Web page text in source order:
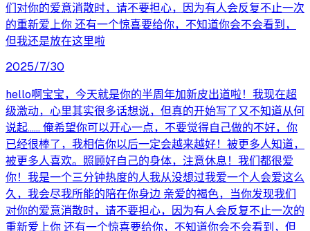
们对你的爱意消散时，请不要担心，因为有人会反复不止一次
的重新爱上你 还有一个惊喜要给你，不知道你会不会看到，
但我还是放在这里啦
2025/7/30
hello啊宝宝，今天就是你的半周年加新皮出道啦！我现在超
级激动，心里其实很多话想说，但真的开始写了又不知道从何
说起…… 俺希望你可以开心一点，不要觉得自己做的不好，你
已经很棒了，我相信你以后一定会越来越好！被更多人知道，
被更多人喜欢。照顾好自己的身体，注意休息！我们都很爱
你！我是一个三分钟热度的人我从没想过我爱一个人会爱这么
久，我会尽我所能的陪在你身边 亲爱的褐色，当你发现我们
对你的爱意消散时，请不要担心，因为有人会反复不止一次的
重新爱上你 还有一个惊喜要给你，不知道你会不会看到，但